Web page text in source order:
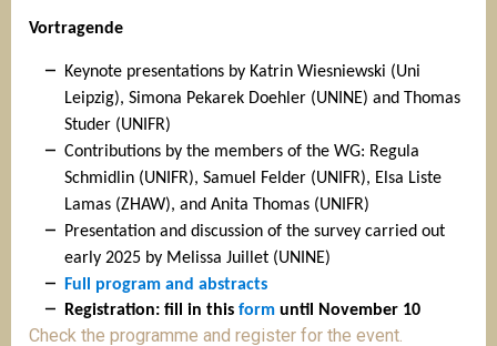
Vortragende
Keynote presentations by Katrin Wiesniewski (Uni
Leipzig), Simona Pekarek Doehler (UNINE) and Thomas
Studer (UNIFR)
Contributions by the members of the WG: Regula
Schmidlin (UNIFR), Samuel Felder (UNIFR), Elsa Liste
Lamas (ZHAW), and Anita Thomas (UNIFR)
Presentation and discussion of the survey carried out
early 2025 by Melissa Juillet (UNINE)
Full program and abstracts
Registration: fill in this form until November 10
Check the programme and register for the event.